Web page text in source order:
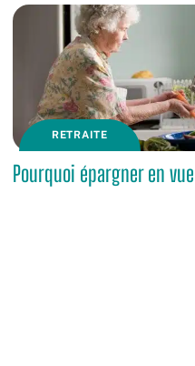
RETRAITE
Pourquoi épargner en